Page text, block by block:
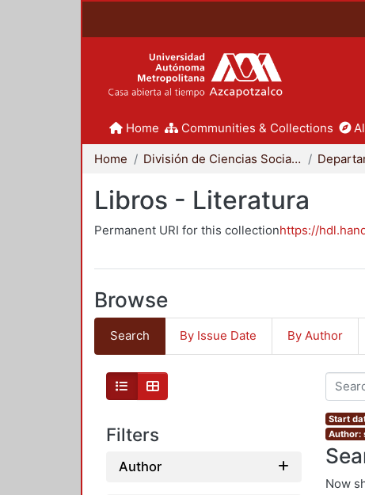
Home Communities & Collections
Home División de Ciencias Sociales y Humanidades
Libros - Literatura
Permanent URI for this collectionhttps://
Browse
Search By Issue Date By Author
Filters
Author
Start
Author:
Now